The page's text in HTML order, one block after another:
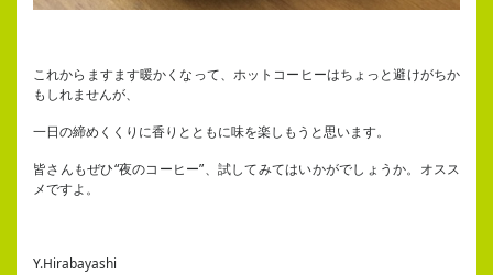
これからますます暖かくなって、ホットコーヒーはちょっと避けがちか
もしれませんが、
一日の締めくくりに香りとともに味を楽しもうと思います。
皆さんもぜひ“夜のコーヒー”、試してみてはいかがでしょうか。オスス
メですよ。
Y.Hirabayashi